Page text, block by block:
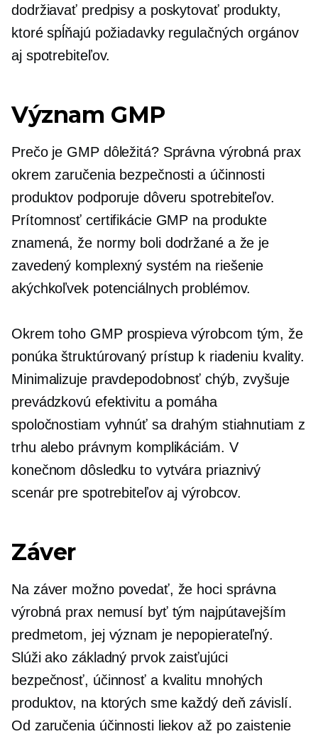
dodržiavať predpisy a poskytovať produkty,
ktoré spĺňajú požiadavky regulačných orgánov
aj spotrebiteľov.
Význam GMP
Prečo je GMP dôležitá? Správna výrobná prax
okrem zaručenia bezpečnosti a účinnosti
produktov podporuje dôveru spotrebiteľov.
Prítomnosť certifikácie GMP na produkte
znamená, že normy boli dodržané a že je
zavedený komplexný systém na riešenie
akýchkoľvek potenciálnych problémov.
Okrem toho GMP prospieva výrobcom tým, že
ponúka štruktúrovaný prístup k riadeniu kvality.
Minimalizuje pravdepodobnosť chýb, zvyšuje
prevádzkovú efektivitu a pomáha
spoločnostiam vyhnúť sa drahým stiahnutiam z
trhu alebo právnym komplikáciám. V
konečnom dôsledku to vytvára priaznivý
scenár pre spotrebiteľov aj výrobcov.
Záver
Na záver možno povedať, že hoci správna
výrobná prax nemusí byť tým najpútavejším
predmetom, jej význam je nepopierateľný.
Slúži ako základný prvok zaisťujúci
bezpečnosť, účinnosť a kvalitu mnohých
produktov, na ktorých sme každý deň závislí.
Od zaručenia účinnosti liekov až po zaistenie